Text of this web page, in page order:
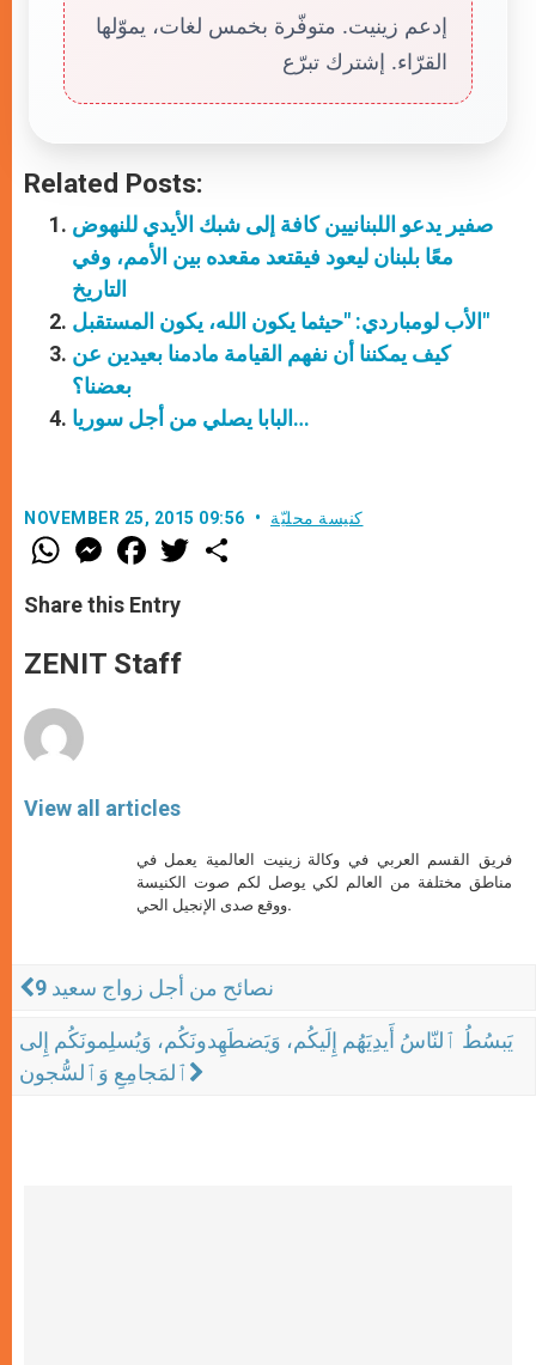
إدعم زينيت. متوفّرة بخمس لغات، يموّلها
القرّاء. إشترك تبرّع
Related Posts:
صفير يدعو اللبنانيين كافة إلى شبك الأيدي للنهوض
معًا بلبنان ليعود فيقتعد مقعده بين الأمم، وفي
التاريخ
الأب لومباردي: "حيثما يكون الله، يكون المستقبل"
كيف يمكننا أن نفهم القيامة مادمنا بعيدين عن
بعضنا؟
البابا يصلي من أجل سوريا…
NOVEMBER 25, 2015 09:56 كنيسة محليّة
W
h
t
s
p
p
M
e
s
e
g
e
F
a
e
b
o
k
w
Share this Entry
ZENIT Staff
View all articles
فريق القسم العربي في وكالة زينيت العالمية يعمل في
مناطق مختلفة من العالم لكي يوصل لكم صوت الكنيسة
ووقع صدى الإنجيل الحي.
9 نصائح من أجل زواج سعيد
يَبسُطُ ٱلنّاسُ أَيدِيَهُم إِلَيكُم، وَيَضطَهِدونَكُم، وَيُسلِمونَكُم إِلى
ٱلمَجامِعِ وَٱلسُّجون